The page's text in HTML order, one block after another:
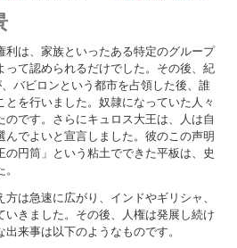
利は、家族といったある特定のグループ
って認められるだけでした。その後、紀
バビロンという都市を占領した後、誰
とを行いました。奴隷になっていた人々
のです。さらにキュロス大王は、人は自
でよいと宣言しました。彼のこの声明
円筒」という粘土でできた平板は、史
は急速に広がり、インドやギリシャ、
いきました。その後、人権は発展し続け
来事は以下のようなものです。